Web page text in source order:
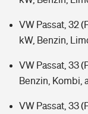
VW Passat, 32
kW, Benzin,
VW Passat, 33
Benzin, Kombi,
VW Passat, 33